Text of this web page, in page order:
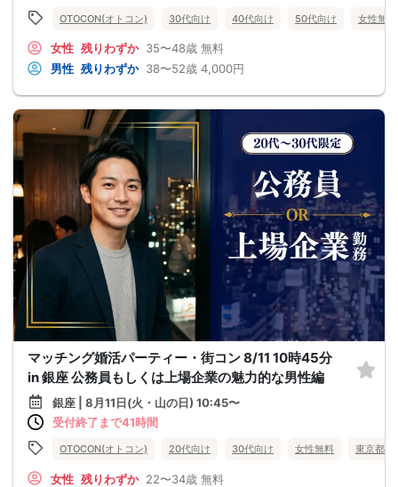
OTOCON(オトコン) 30代向け 40代向け 50代向け 女性無料
女性 残りわずか 35〜48歳 無料
男性 残りわずか 38〜52歳 4,000円
マッチング婚活パーティー・街コン 8/11 10時45分
in 銀座 公務員もしくは上場企業の魅力的な男性編
銀座 | 8月11日(火・山の日) 10:45〜
受付終了まで41時間
OTOCON(オトコン) 20代向け 30代向け 女性無料 東京都
女性 残りわずか 22〜34歳 無料